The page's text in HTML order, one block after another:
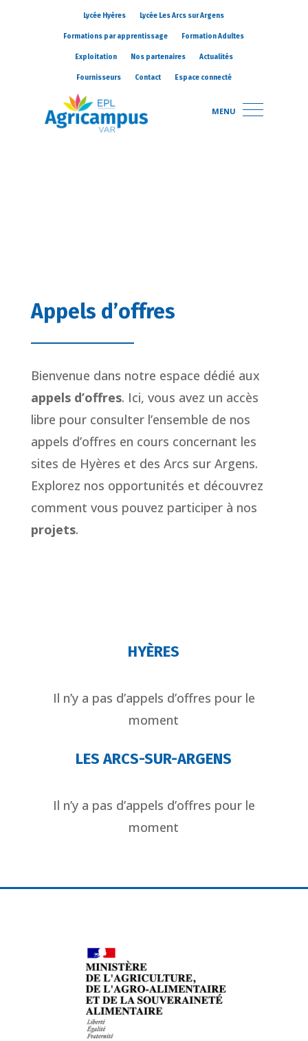
Lycée Hyères Lycée Les Arcs sur Argens
Formations par apprentissage Formation Adultes
Exploitation Nos partenaires Actualités
Fournisseurs Contact Espace connecté
MENU
Appels d’offres
Bienvenue dans notre espace dédié aux
appels d’offres. Ici, vous avez un accès
libre pour consulter l’ensemble de nos
appels d’offres en cours concernant les
sites de Hyères et des Arcs sur Argens.
Explorez nos opportunités et découvrez
comment vous pouvez participer à nos
projets.
HYÈRES
Il n’y a pas d’appels d’offres pour le
moment
LES ARCS-SUR-ARGENS
Il n’y a pas d’appels d’offres pour le
moment